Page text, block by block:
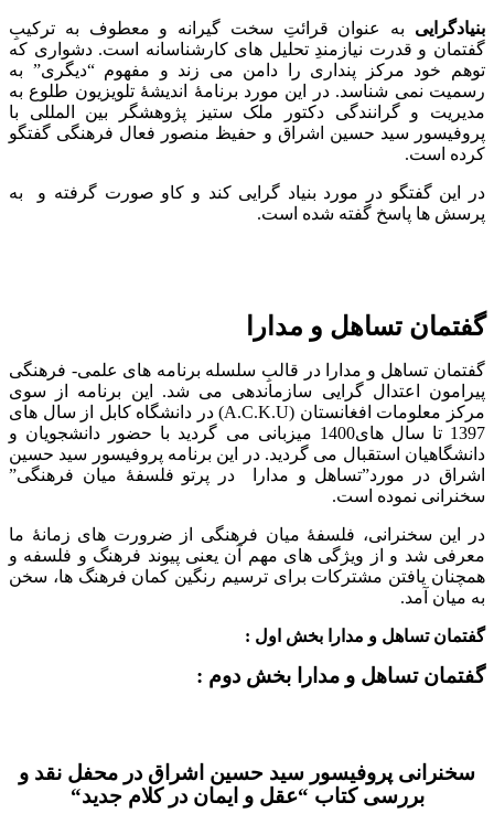
بنیادگرایی
به عنوان قرائتِ سخت گیرانه و معطوف به ترکیبِ
گفتمان و قدرت نیازمندِ تحلیل های کارشناسانه است. دشواری که
توهم خود مرکز پنداری را دامن می زند و مفهوم “دیگری” به
رسمیت نمی شناسد. در این مورد برنامۀ اندیشۀ تلویزیون طلوع به
مدیریت و گرانندگی دکتور ملک ستیز پژوهشگر بین المللی با
پروفیسور سید حسین اشراق و حفیظ منصور فعال فرهنگی گفتگو
کرده است.
در این گفتگو در مورد بنیاد گرایی کند و کاو صورت گرفته و
به
پرسش ها پاسخ گفته شده است.
گفتمان تساهل و مدارا
گفتمان تساهل و مدارا در قالبِ سلسله برنامه های علمی- فرهنگی
پیرامون اعتدال گرایی سازماندهی می شد. این برنامه از سوی
مرکز معلومات افغانستان (A.C.K.U)در دانشگاه کابل از سال های
1397 تا سال های1400 میزبانی می گردید با حضور دانشجویان و
دانشگاهیان استقبال می گردید. در این برنامه پروفیسور سید حسین
اشراق در مورد”تساهل و مدارا
در پرتو فلسفۀ میان فرهنگی”
سخنرانی نموده است.
در این سخنرانی، فلسفۀ میان فرهنگی از ضرورت های زمانۀ ما
معرفی شد و از ویژگی های مهم آن یعنی پیوند فرهنگ و فلسفه و
همچنان یافتن مشترکات برای ترسیم رنگین کمان فرهنگ ها، سخن
به میان آمد.
گفتمان تساهل و مدارا بخش اول :
گفتمان تساهل و مدارا بخش دوم :
سخنرانی پروفیسور سید حسین اشراق در محفل نقد و
بررسی کتاب “عقل و ایمان در کلام جدید“